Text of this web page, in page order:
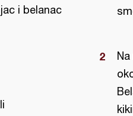
i belanac